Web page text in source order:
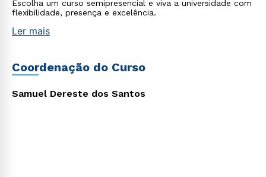
Escolha um curso semipresencial e viva a universidade com
flexibilidade, presença e excelência.
Ler mais
Coordenação do Curso
Samuel Dereste dos Santos